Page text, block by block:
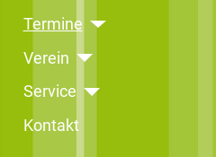
Termine
Verein
Service
Kontakt